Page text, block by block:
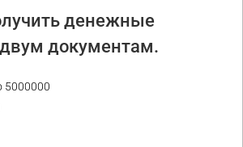
денежные
документам.
5000000